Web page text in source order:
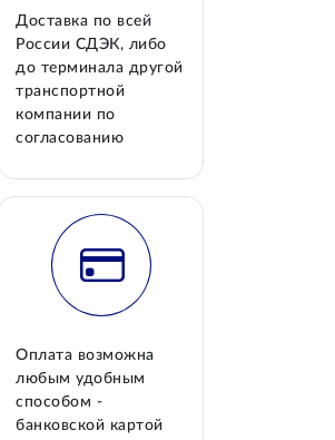
Доставка по всей
России СДЭК, либо
до терминала другой
транспортной
компании по
согласованию
Оплата возможна
любым удобным
способом -
банковской картой